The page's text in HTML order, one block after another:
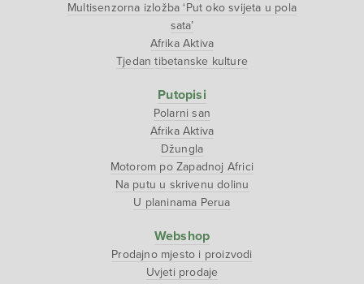
Multisenzorna izložba ‘Put oko svijeta u pola
sata’
Afrika Aktiva
Tjedan tibetanske kulture
Putopisi
Polarni san
Afrika Aktiva
Džungla
Motorom po Zapadnoj Africi
Na putu u skrivenu dolinu
U planinama Perua
Webshop
Prodajno mjesto i proizvodi
Uvjeti prodaje